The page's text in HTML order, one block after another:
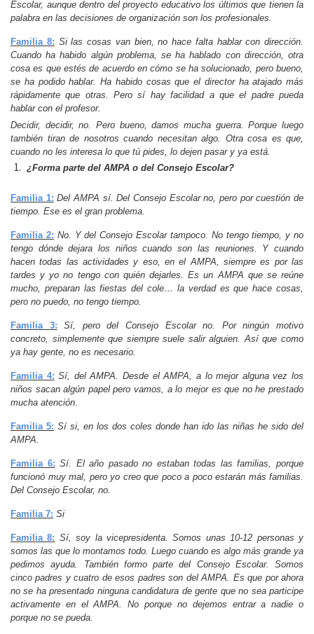
Escolar, aunque dentro del proyecto educativo los últimos que tienen la
palabra en las decisiones de organización son los profesionales.
Familia 8: Si las cosas van bien, no hace falta hablar con dirección.
Cuando ha habido algún problema, se ha hablado con dirección, otra
cosa es que estés de acuerdo en cómo se ha solucionado, pero bueno,
se ha podido hablar. Ha habido cosas que el director ha atajado más
rápidamente que otras. Pero sí hay facilidad a que el padre pueda
hablar con el profesor.
Decidir, decidir, no. Pero bueno, damos mucha guerra. Porque luego
también tiran de nosotros cuando necesitan algo. Otra cosa es que,
cuando no les interesa lo que tú pides, lo dejen pasar y ya está.
¿Forma parte del AMPA o del Consejo Escolar?
Familia 1: Del AMPA sí. Del Consejo Escolar no, pero por cuestión de
tiempo. Ese es el gran problema.
Familia 2: No. Y del Consejo Escolar tampoco. No tengo tiempo, y no
tengo dónde dejara los niños cuando son las reuniones. Y cuando
hacen todas las actividades y eso, en el AMPA, siempre es por las
tardes y yo no tengo con quién dejarles. Es un AMPA que se reúne
mucho, preparan las fiestas del cole… la verdad es que hace cosas,
pero no puedo, no tengo tiempo.
Familia 3:
Sí, pero del Consejo Escolar no. Por ningún motivo
concreto, simplemente que siempre suele salir alguien. Así que como
ya hay gente, no es necesario.
Familia 4: Sí, del AMPA. Desde el AMPA, a lo mejor alguna vez los
niños sacan algún papel pero vamos, a lo mejor es que no he prestado
mucha atención
Familia 5: Sí si, en los dos coles donde han ido las niñas he sido del
AMPA.
Familia 6: Sí. El año pasado no estaban todas las familias, porque
funcionó muy mal, pero yo creo que poco a poco estarán más familias.
Del Consejo Escolar, no.
Familia 7: Si
Familia 8: Sí, soy la vicepresidenta. Somos unas 10-12 personas y
somos las que lo montamos todo. Luego cuando es algo más grande ya
pedimos ayuda. También formo parte del Consejo Escolar. Somos
cinco padres y cuatro de esos padres son del AMPA. Es que por ahora
no se ha presentado ninguna candidatura de gente que no sea participe
activamente en el AMPA. No porque no dejemos entrar a nadie o
porque no se pueda.